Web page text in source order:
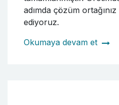
boyama sistemi
sistemler çalışır şekilde
yürütülmüş, kurulum ve